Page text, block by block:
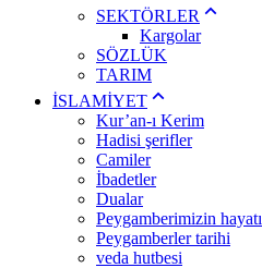
SEKTÖRLER
Kargolar
SÖZLÜK
TARIM
İSLAMİYET
Kur’an-ı Kerim
Hadisi şerifler
Camiler
İbadetler
Dualar
Peygamberimizin hayatı
Peygamberler tarihi
veda hutbesi